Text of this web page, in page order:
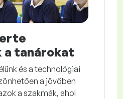
tanárokat
és a technológiai
a jövőben
a szakmák, ahol